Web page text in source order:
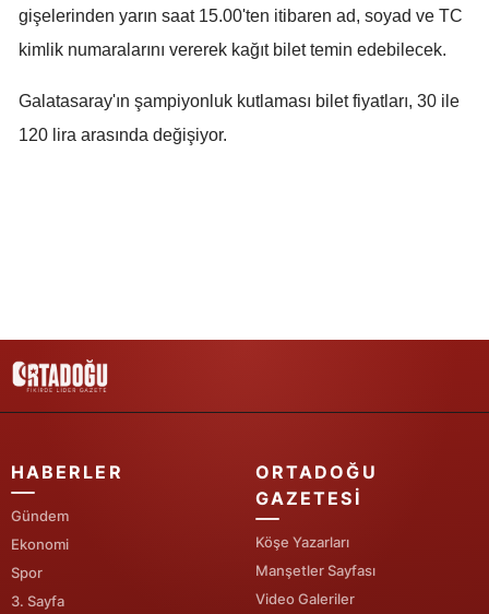
Tekirdağ
Tunceli
Şanlıurfa
Uşak
gişelerinden yarın saat 15.00'ten itibaren ad, soyad ve TC
kimlik numaralarını vererek kağıt bilet temin edebilecek.
Galatasaray'ın şampiyonluk kutlaması bilet fiyatları, 30 ile
120 lira arasında değişiyor.
HABERLER
Gündem
Ekonomi
Spor
3. Sayfa
ORTADOĞU
GAZETESI
Köşe Yazarları
Manşetler Sayfası
Video Galeriler